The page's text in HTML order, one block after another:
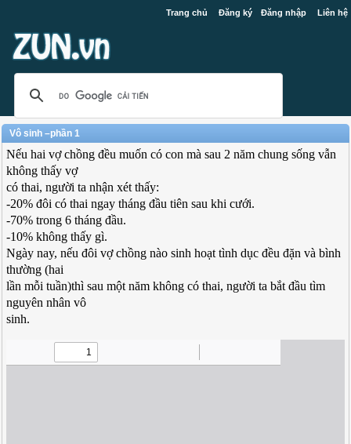
Trang chủ Đăng ký Đăng nhập Liên hệ
Vô sinh –phần 1
Nếu hai vợ chồng đều muốn có con mà sau 2 năm chung sống vẫn
không thấy vợ
có thai, người ta nhận xét thấy:
-20% đôi có thai ngay tháng đầu tiên sau khi cưới.
-70% trong 6 tháng đầu.
-10% không thấy gì.
Ngày nay, nếu đôi vợ chồng nào sinh hoạt tình dục đều đặn và bình
thường (hai
lần mỗi tuần)thì sau một năm không có thai, người ta bắt đầu tìm
nguyên nhân vô
sinh.